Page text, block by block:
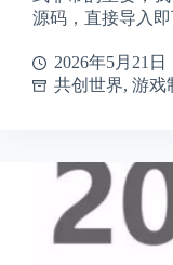
源码，直接导入
2026年5月21日
共创世界, 游戏